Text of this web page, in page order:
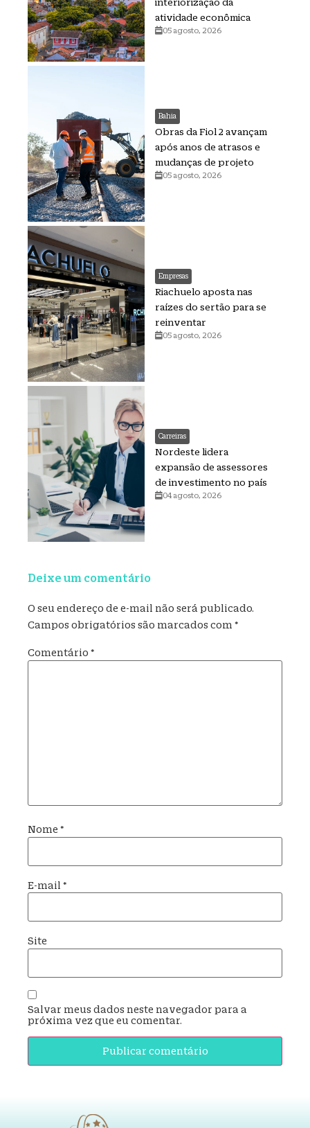
interiorização da
atividade econômica
05 agosto, 2026
Bahia
Obras da Fiol 2 avançam
após anos de atrasos e
mudanças de projeto
05 agosto, 2026
Empresas
Riachuelo aposta nas
raízes do sertão para se
reinventar
05 agosto, 2026
Carreiras
Nordeste lidera
expansão de assessores
de investimento no país
04 agosto, 2026
Deixe um comentário
O seu endereço de e-mail não será publicado.
Campos obrigatórios são marcados com *
Comentário *
Nome *
E-mail *
Site
Salvar meus dados neste navegador para a
próxima vez que eu comentar.